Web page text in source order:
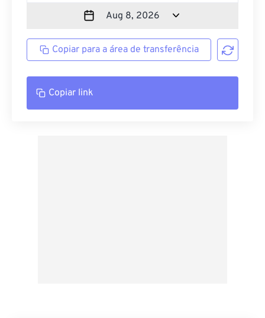
Copiar para a área de transferência
Copiar link